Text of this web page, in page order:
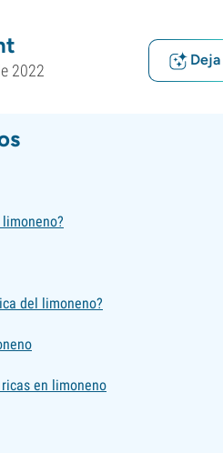
2022
del limoneno?
en limoneno